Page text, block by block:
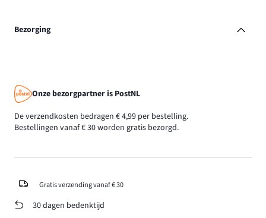
Bezorging
Onze bezorgpartner is PostNL
De verzendkosten bedragen € 4,99 per bestelling.
Bestellingen vanaf € 30 worden gratis bezorgd.
Gratis verzending vanaf € 30
30 dagen bedenktijd